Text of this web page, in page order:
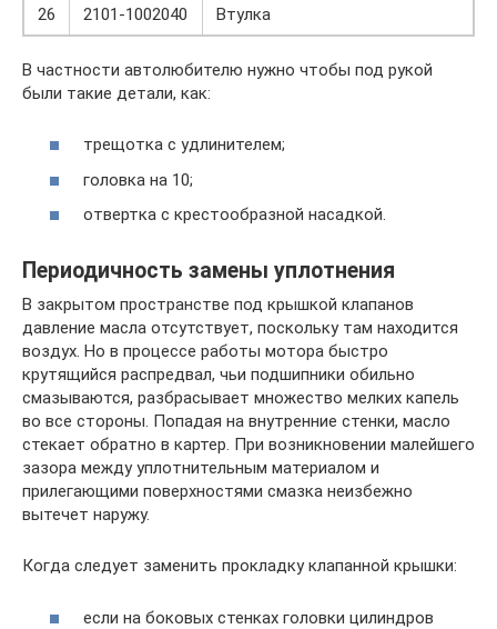
26 2101-1002040 Втулка
В частности автолюбителю нужно чтобы под рукой
были такие детали, как:
трещотка с удлинителем;
головка на 10;
отвертка с крестообразной насадкой.
Периодичность замены уплотнения
В закрытом пространстве под крышкой клапанов
давление масла отсутствует, поскольку там находится
воздух. Но в процессе работы мотора быстро
крутящийся распредвал, чьи подшипники обильно
смазываются, разбрасывает множество мелких капель
во все стороны. Попадая на внутренние стенки, масло
стекает обратно в картер. При возникновении малейшего
зазора между уплотнительным материалом и
прилегающими поверхностями смазка неизбежно
вытечет наружу.
Когда следует заменить прокладку клапанной крышки:
если на боковых стенках головки цилиндров